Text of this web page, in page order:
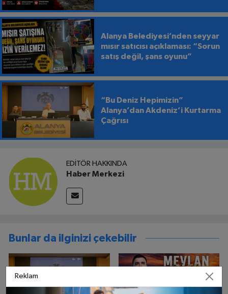
Alanya Belediyesi’nden seyyar
mısır satıcısı açıklaması: “Sorun
satış değil, şans oyunu”
“Bu Deniz Hepimizin”
Alanya’dan Akdeniz’i Kurtarma
Çağrısı
EDITÖR HAKKINDA
Haber Merkezi
Bunlar da ilginizi çekebilir
Reklam